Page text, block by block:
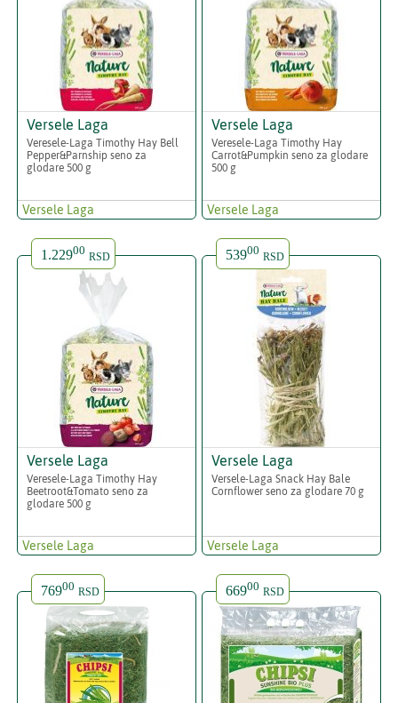
Versele Laga
Veresele-Laga Timothy Hay Bell
Pepper&Parnship seno za
glodare 500 g
Versele Laga
Versele Laga
Veresele-Laga Timothy Hay
Carrot&Pumpkin seno za glodare
500 g
Versele Laga
1.22900 RSD
Versele Laga
Veresele-Laga Timothy Hay
Beetroot&Tomato seno za
glodare 500 g
Versele Laga
53900 RSD
Versele Laga
Versele-Laga Snack Hay Bale
Cornflower seno za glodare 70 g
Versele Laga
76900 RSD 66900 RSD